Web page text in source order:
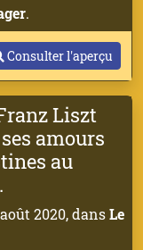
.
Consulter l'aperçu
Liszt
amours
au
2020, dansLe